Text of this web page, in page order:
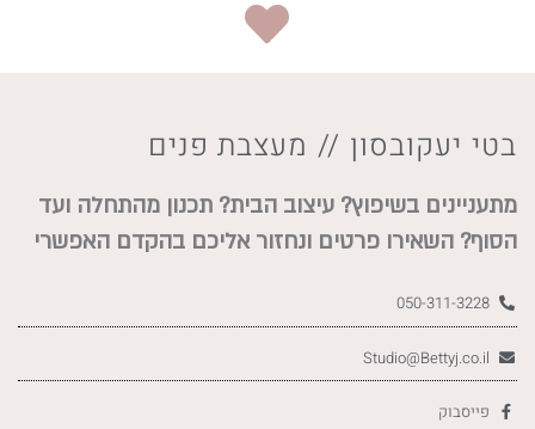
בטי יעקובסון // מעצבת פנים
מתעניינים בשיפוץ? עיצוב הבית? תכנון מהתחלה ועד
הסוף? השאירו פרטים ונחזור אליכם בהקדם האפשרי
050-311-3228
Studio@Bettyj.co.il
פייסבוק